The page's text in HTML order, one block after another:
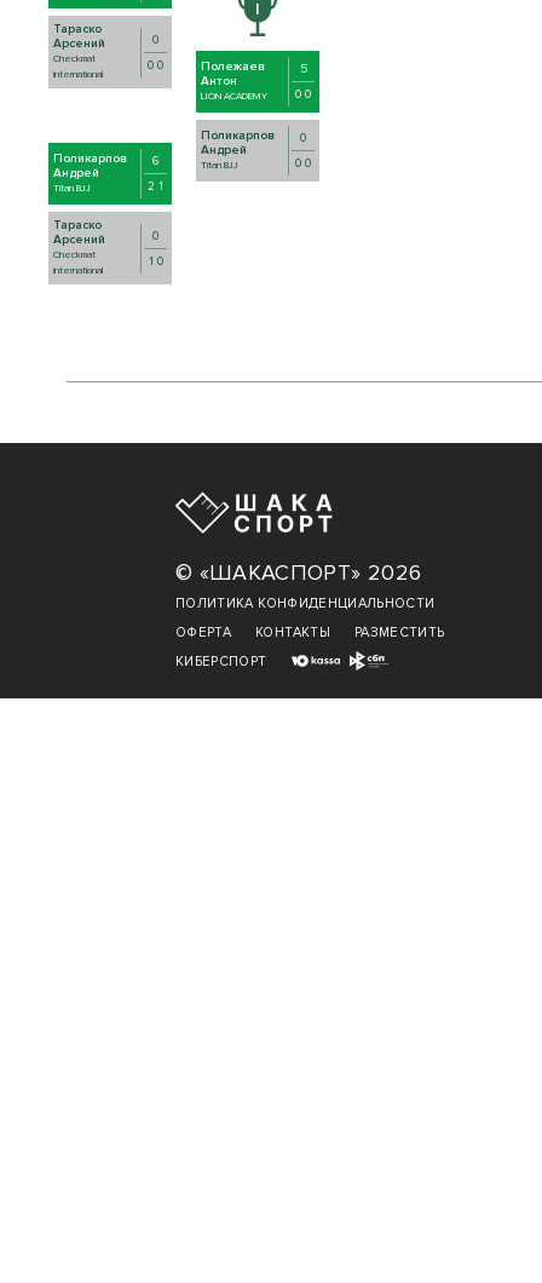
Тараско
Арсений
Checkmat
international
0
0 0
Поликарпов
Андрей
Titan BJJ
6
2 1
Тараско
Арсений
Checkmat
international
0
1 0
Полежаев
Антон
LION ACADEMY
5
0 0
Поликарпов
Андрей
Titan BJJ
0
0 0
© «ШАКАСПОРТ» 2026
ПОЛИТИКА КОНФИДЕНЦИАЛЬНОСТИ
ОФЕРТА
КОНТАКТЫ
РАЗМЕСТИТЬ
КИБЕРСПОРТ